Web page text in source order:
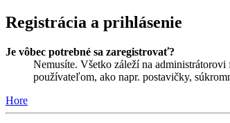
Registrácia a prihlásenie
Je vôbec potrebné sa zaregistrovať?
Nemusíte. Všetko záleží na
používateľom, ako napr. postavičky,
Hore